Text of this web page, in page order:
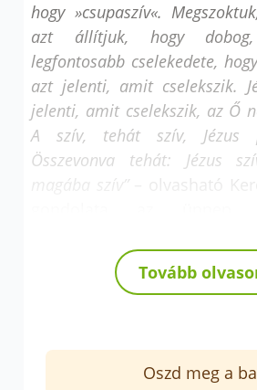
hogy »csupaszív«.
azt állítjuk, hogy
legfontosabb cselekedete,
azt jelenti, amit cselekszik.
jelenti, amit cselekszik, az Ő
A szív, tehát szív, Jézus
Összevonva tehát: Jézus
magába szív”– olvasható
bejegyzésben, amely a
plébánia Ferenc és
A zalaegerszegi Jézus
plébániatemplomban ebben
Tovább
Oszd meg a